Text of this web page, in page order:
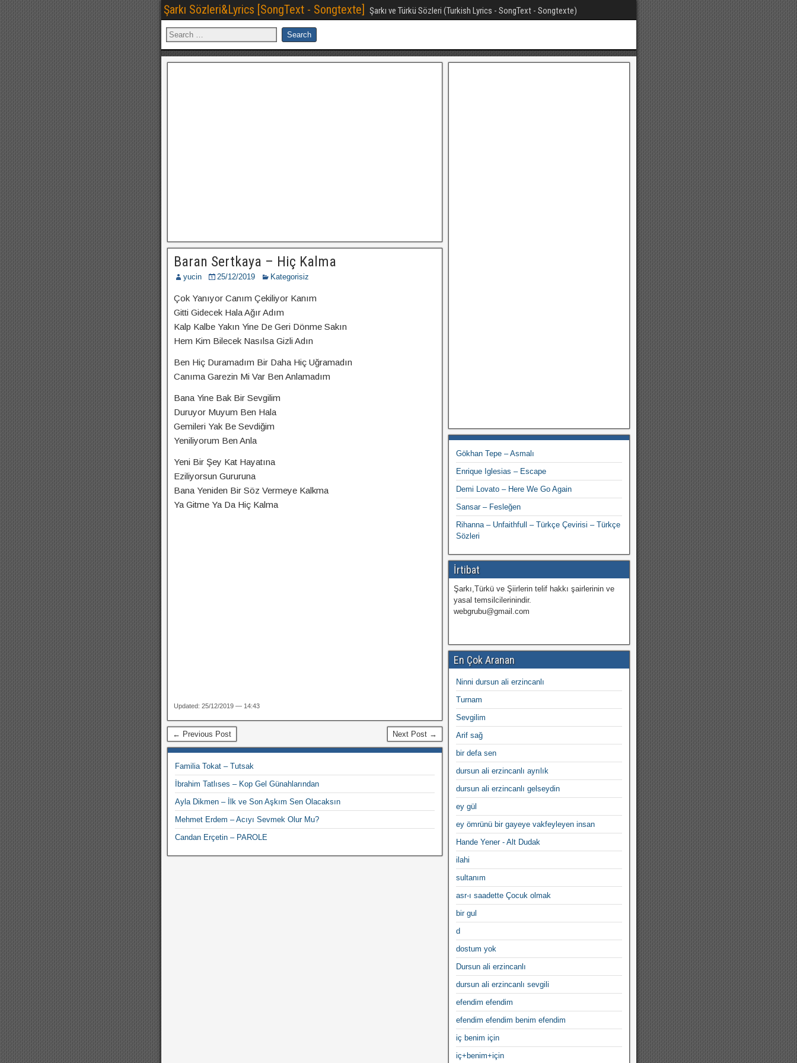
Şarkı Sözleri&Lyrics [SongText - Songtexte] Şarkı ve Türkü Sözleri (Turkish Lyrics - SongText - Songtexte)
Baran Sertkaya – Hiç Kalma
yucin 25/12/2019 Kategorisiz
Çok Yanıyor Canım Çekiliyor Kanım
Gitti Gidecek Hala Ağır Adım
Kalp Kalbe Yakın Yine De Geri Dönme Sakın
Hem Kim Bilecek Nasılsa Gizli Adın
Ben Hiç Duramadım Bir Daha Hiç Uğramadın
Canıma Garezin Mi Var Ben Anlamadım
Bana Yine Bak Bir Sevgilim
Duruyor Muyum Ben Hala
Gemileri Yak Be Sevdiğim
Yeniliyorum Ben Anla
Yeni Bir Şey Kat Hayatına
Eziliyorsun Gururuna
Bana Yeniden Bir Söz Vermeye Kalkma
Ya Gitme Ya Da Hiç Kalma
Updated: 25/12/2019 — 14:43
← Previous Post Next Post →
Familia Tokat – Tutsak
İbrahim Tatlıses – Kop Gel Günahlarından
Ayla Dikmen – İlk ve Son Aşkım Sen Olacaksın
Mehmet Erdem – Acıyı Sevmek Olur Mu?
Candan Erçetin – PAROLE
Gökhan Tepe – Asmalı
Enrique Iglesias – Escape
Demi Lovato – Here We Go Again
Sansar – Fesleğen
Rihanna – Unfaithfull – Türkçe Çevirisi – Türkçe
Sözleri
İrtibat
Şarkı,Türkü ve Şiirlerin telif hakkı şairlerinin ve
yasal temsilcilerinindir.
webgrubu@gmail.com
En Çok Aranan
Ninni dursun ali erzincanlı
Turnam
Sevgilim
Arif sağ
bir defa sen
dursun ali erzincanlı ayrılık
dursun ali erzincanlı gelseydin
ey gül
ey ömrünü bir gayeye vakfeyleyen insan
Hande Yener - Alt Dudak
ilahi
sultanım
asr-ı saadette Çocuk olmak
bir gul
d
dostum yok
Dursun ali erzincanlı
dursun ali erzincanlı sevgili
efendim efendim
efendim efendim benim efendim
iç benim için
iç+benim+için